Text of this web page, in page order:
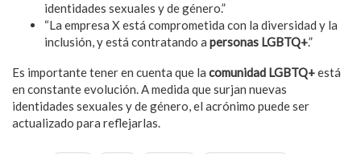
identidades sexuales y de género.”
“La empresa X está comprometida con la diversidad y la
inclusión, y está contratando a personas LGBTQ+.”
Es importante tener en cuenta que la comunidad LGBTQ+está
en constante evolución. A medida que surjan nuevas
identidades sexuales y de género, el acrónimo puede ser
actualizado para reflejarlas.